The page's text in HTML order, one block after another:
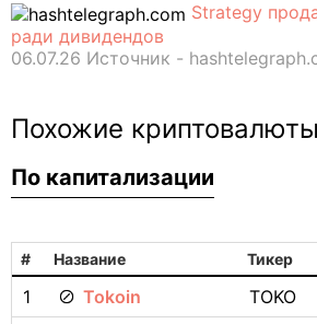
Strategy
ради дивидендов
06.07.26 Источник -
Похожие криптовалюты
По капитализации
# Название Тикер
1 Tokoin TOKO